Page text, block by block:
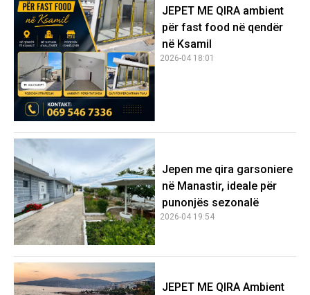
JEPET ME QIRA ambient
për fast food në qendër
në Ksamil
2026-04 18:01
Jepen me qira garsoniere
në Manastir, ideale për
punonjës sezonalë
2026-04 19:54
JEPET ME QIRA Ambient